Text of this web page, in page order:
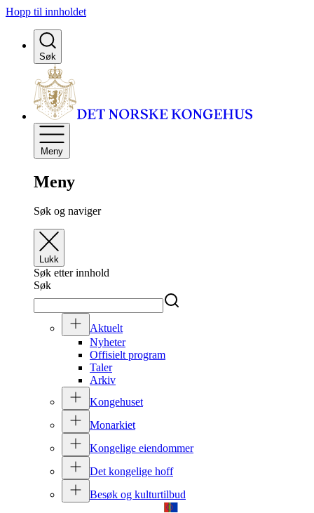
Hopp til innholdet
Søk
Meny
Meny
Søk og naviger
Lukk
Søk etter innhold
Søk
Aktuelt
Nyheter
Offisielt program
Taler
Arkiv
Kongehuset
Monarkiet
Kongelige eiendommer
Det kongelige hoff
Besøk og kulturtilbud